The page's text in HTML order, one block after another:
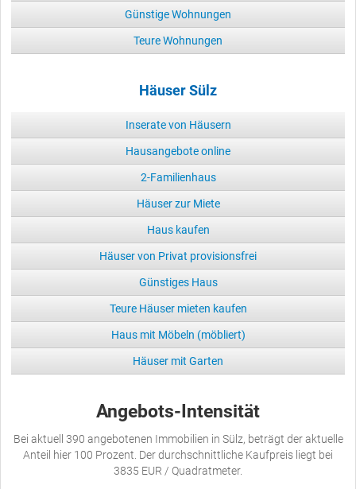
Günstige Wohnungen
Teure Wohnungen
Häuser Sülz
Inserate von Häusern
Hausangebote online
2-Familienhaus
Häuser zur Miete
Haus kaufen
Häuser von Privat provisionsfrei
Günstiges Haus
Teure Häuser mieten kaufen
Haus mit Möbeln (möbliert)
Häuser mit Garten
Angebots-Intensität
Bei aktuell 390 angebotenen Immobilien in Sülz, beträgt der aktuelle
Anteil hier 100 Prozent. Der durchschnittliche Kaufpreis liegt bei
3835 EUR / Quadratmeter.